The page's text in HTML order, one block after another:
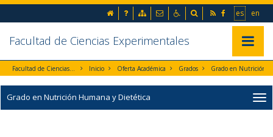
Ir al contenido principal de la página (alt + s)
Ir a la cabecera de la página (alt + c)
Ir al pie de la página (alt + p)
Ir al menú principal (alt + u)
esIr a la
en
RSS Facebook
inicio Preguntas frecuentes
Mapa webContactoAccesibilidad
Buscador
Facultad de Ciencias Experimentales
Facultad de Ciencias Experimentales Inicio Oferta Académica Grados
Grado en Nutrición Humana y Dietética